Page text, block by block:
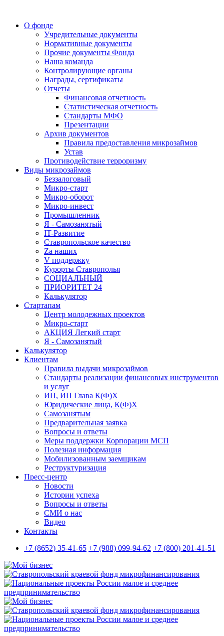
О фонде
Учредительные документы
Нормативные документы
Прочие документы Фонда
Наша команда
Контролирующие органы
Награды, сертификаты
Отчеты
Финансовая отчетность
Статистическая отчетность
Стандарты МФО
Презентации
Архив документов
Правила предоставления микрозаймов
Устав
Противодействие терроризму
Виды микрозаймов
Беззалоговый
Микро-старт
Микро-оборот
Микро-инвест
Промышленник
Я - Самозанятый
IT-Развитие
Ставропольское качество
Za наших
V поддержку
Курорты Ставрополья
СОЦИАЛЬНЫЙ
ПРИОРИТЕТ 24
Калькулятор
Стартапам
Центр молодежных проектов
Микро-старт
АКЦИЯ Легкий старт
Я - Самозанятый
Калькулятор
Клиентам
Правила выдачи микрозаймов
Стандарты реализации финансовых инструментов
и услуг
ИП, ИП Глава К(Ф)Х
Юридические лица, К(Ф)Х
Самозанятым
Предварительная заявка
Вопросы и ответы
Меры поддержки Корпорации МСП
Полезная информация
Мобилизованным заемщикам
Реструктуризация
Пресс-центр
Новости
Истории успеха
Вопросы и ответы
СМИ о нас
Видео
Контакты
+7 (8652) 35-41-65 +7 (988) 099-94-62 +7 (800) 201-41-51